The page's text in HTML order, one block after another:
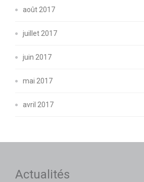
août 2017
juillet 2017
juin 2017
mai 2017
avril 2017
Actualités